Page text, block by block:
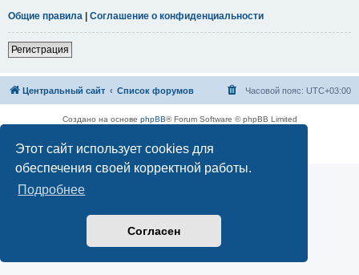
Этот сайт использует cookies для
обеспечения своей корректной работы.
Подробнее
Согласен
Общие правила | Соглашение о конфиденциальности
Регистрация
Центральный сайт Список форумов Часовой пояс: UTC+03:00
Создано на основе phpBB® Forum Software © phpBB Limited
Конфиденциальность|Правила